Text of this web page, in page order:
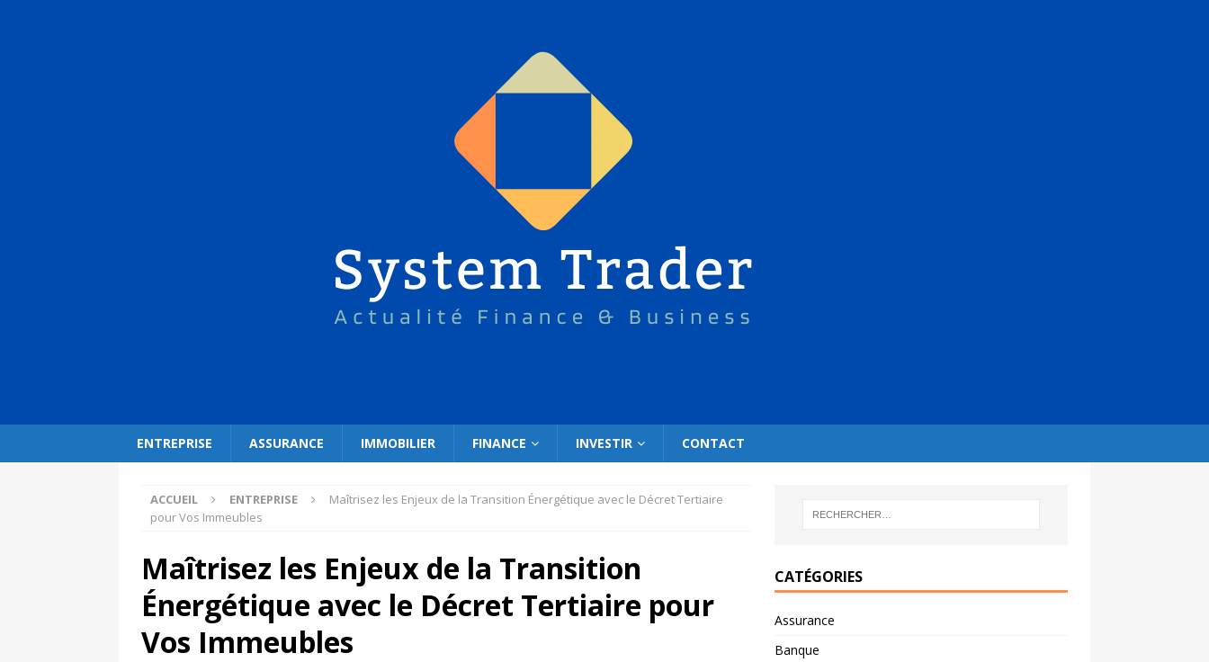
ENTREPRISE ASSURANCE IMMOBILIER FINANCE INVESTIR CONTACT
ACCUEIL ENTREPRISE
Maîtrisez les Enjeux de la Transition Énergétique avec le Décret Tertiaire
pour Vos Immeubles
Maîtrisez les Enjeux de la Transition
Énergétique avec le Décret Tertiaire pour
Vos Immeubles
CATÉGORIES
Assurance
Banque